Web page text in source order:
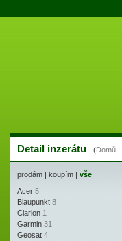
Detail inzerátu (Domů :
prodám | koupím | vše
Acer 5
Blaupunkt 8
Clarion 1
Garmin 31
Geosat 4